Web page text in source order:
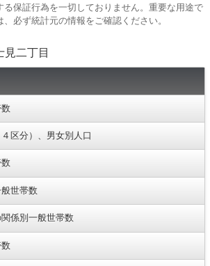
る保証行為を一切しておりません。重要な用途で
必ず統計元の情報をご確認ください。
見二丁目
区分）、男女別人口
世帯数
係別一般世帯数